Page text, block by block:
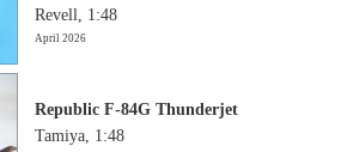
Revell, 1:48
April 2026
Republic F-84G Thunderjet
Tamiya, 1:48